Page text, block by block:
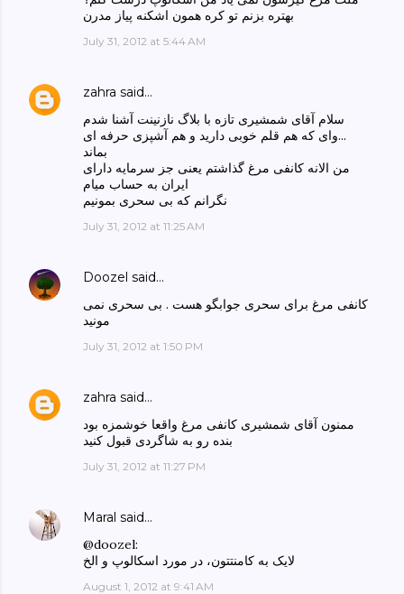
بهتره بزنم تو کره همون اشکنه پیاز مدرن
July 31, 2012 at 5:44 AM
zahra said…
سلام آقای شمشیری تازه با بلاگ نازنینت آشنا شدم
وای که هم قلم خوبی دارید و هم آشپزی حرفه ای...
بماند
من الانه کانفی مرغ گذاشتم یعنی جز سرمایه دارای
ایران به حساب میام
نگرانم که بی سحری بمونیم
July 31, 2012 at 11:25 AM
Doozel said…
کانفی مرغ برای سحری جوابگو هست . بی سحری نمی
مونید
July 31, 2012 at 1:50 PM
zahra said…
ممنون آقای شمشیری کانفی مرغ واقعا خوشمزه بود
بنده رو به شاگردی قبول کنید
July 31, 2012 at 11:27 PM
Maral said…
@doozel:
لایک به کامنتتون، در مورد اسکالوپ و الخ
August 1, 2012 at 9:41 AM